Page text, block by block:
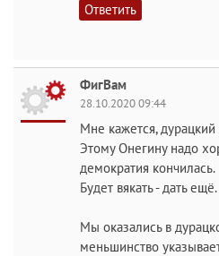
Ответить
ФигВам
28.10.2020 09:44
Мне кажется, дурацкий
Этому Онегину надо
демократия кончилась.
Будет вякать - дать ещё.
Мы оказались в
меньшинство